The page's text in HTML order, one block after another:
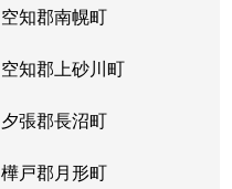
空知郡南幌町
空知郡上砂川町
夕張郡長沼町
樺戸郡月形町